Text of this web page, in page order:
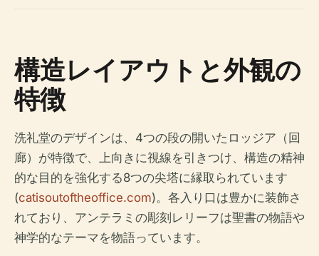
構造レイアウトと外観の
特徴
洗礼堂のデザインは、4つの段の開いたロッジア（回
廊）が特徴で、上向きに視線を引きつけ、構造の精神
的な目的を強化する8つの尖塔に縁取られています
(catisoutoftheoffice.com)。各入り口は豊かに装飾さ
れており、アンテラミの彫刻レリーフは聖書の物語や
神学的なテーマを物語っています。